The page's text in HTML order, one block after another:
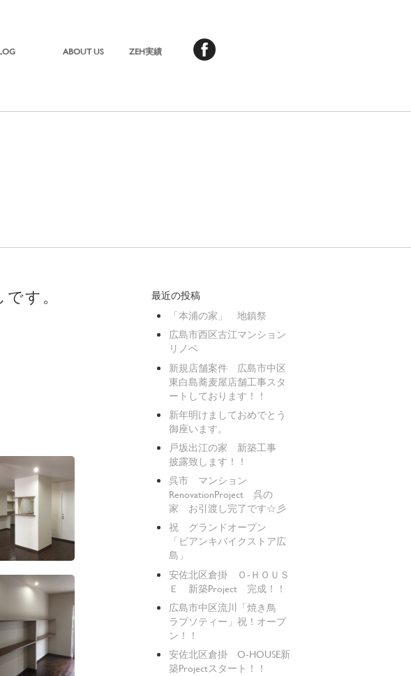
ABOUT US ZEH実績
す。
最近の投稿
「本浦の家」 地鎮祭
広島市西区古江マンション
リノベ
新規店舗案件 広島市中区
東白島蕎麦屋店舗工事スタ
ートしております！！
新年明けましておめでとう
御座います。
戸坂出江の家 新築工事
披露致します！！
呉市 マンション
RenovationProject 呉の
家 お引渡し完了です☆彡
祝 グランドオープン
「ビアンキバイクストア広
島」
安佐北区倉掛 Ｏ-ＨＯＵＳ
Ｅ 新築Project 完成！！
広島市中区流川「焼き鳥
ラプソティー」祝！オープ
ン！！
安佐北区倉掛 O-HOUSE新
築Projectスタート！！